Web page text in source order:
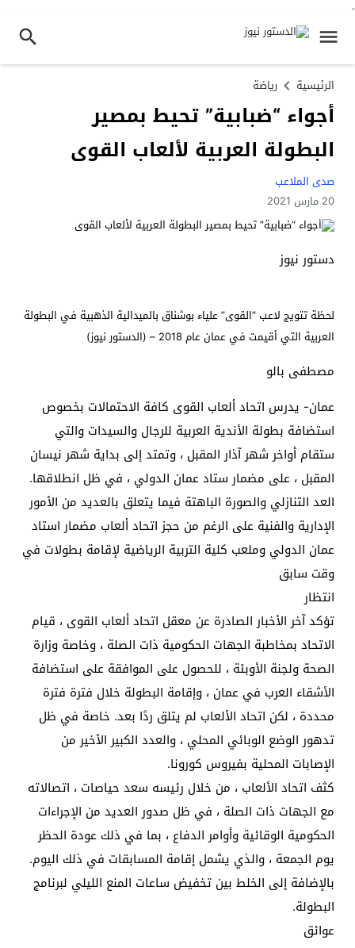
.
الرئيسية رياضة
أجواء “ضبابية” تحيط بمصير
البطولة العربية لألعاب القوى
صدى الملاعب
20 مارس 2021
دستور نيوز
لحظة تتويج لاعب “القوى” علياء بوشناق بالميدالية الذهبية في البطولة
العربية التي أقيمت في عمان عام 2018 – (الدستور نيوز)
مصطفى بالو
عمان- يدرس اتحاد ألعاب القوى كافة الاحتمالات بخصوص
استضافة بطولة الأندية العربية للرجال والسيدات والتي
ستقام أواخر شهر آذار المقبل ، وتمتد إلى بداية شهر نيسان
المقبل ، على مضمار ستاد عمان الدولي ، في ظل انطلاقها.
العد التنازلي والصورة الباهتة فيما يتعلق بالعديد من الأمور
الإدارية والفنية على الرغم من حجز اتحاد ألعاب مضمار استاد
عمان الدولي وملعب كلية التربية الرياضية لإقامة بطولات في
وقت سابق
انتظار
تؤكد آخر الأخبار الصادرة عن معقل اتحاد ألعاب القوى ، قيام
الاتحاد بمخاطبة الجهات الحكومية ذات الصلة ، وخاصة وزارة
الصحة ولجنة الأوبئة ، للحصول على الموافقة على استضافة
الأشقاء العرب في عمان ، وإقامة البطولة خلال فترة فترة
محددة ، لكن اتحاد الألعاب لم يتلق ردًا بعد. خاصة في ظل
تدهور الوضع الوبائي المحلي ، والعدد الكبير الأخير من
الإصابات المحلية بفيروس كورونا.
كثف اتحاد الألعاب ، من خلال رئيسه سعد حياصات ، اتصالاته
مع الجهات ذات الصلة ، في ظل صدور العديد من الإجراءات
الحكومية الوقائية وأوامر الدفاع ، بما في ذلك عودة الحظر
يوم الجمعة ، والذي يشمل إقامة المسابقات في ذلك اليوم.
بالإضافة إلى الخلط بين تخفيض ساعات المنع الليلي لبرنامج
البطولة.
عوائق